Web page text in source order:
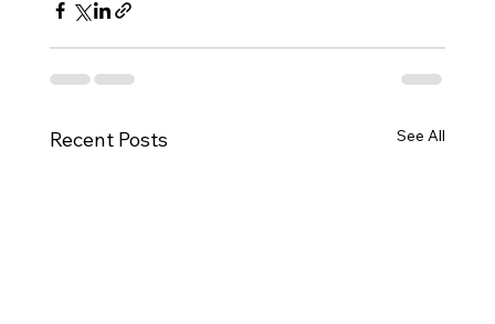
Recent Posts See All